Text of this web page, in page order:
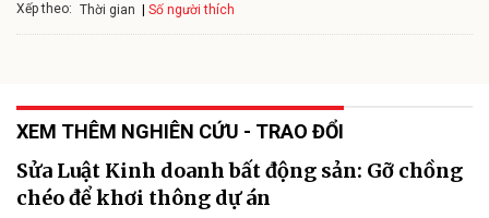
Xếp theo: Thời gian Số người thích
XEM THÊM NGHIÊN CỨU - TRAO ĐỔI
Sửa Luật Kinh doanh bất động sản: Gỡ chồng
chéo để khơi thông dự án